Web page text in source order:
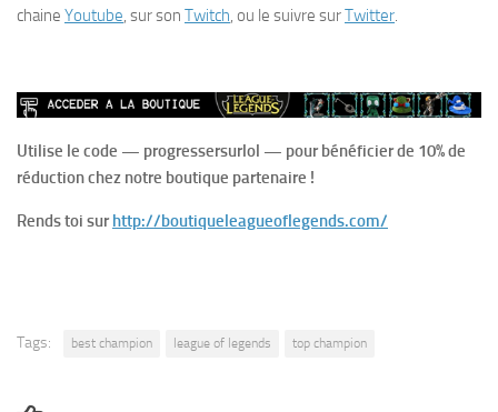
chaine Youtube, sur son Twitch, ou le suivre surTwitter.
Utilise le code — progressersurlol — pour bénéficier de 10% de
réduction chez notre boutique partenaire !
Rends toi surhttp://boutiqueleagueoflegends.com/
Tags: best champion league of legends top champion